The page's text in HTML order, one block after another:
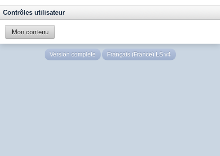
Contrôles utilisateur
Mon contenu
Version complète Français (France) LS v4